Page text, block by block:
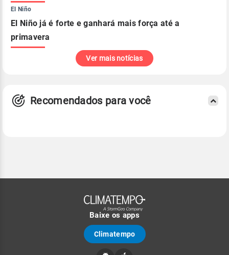
El Niño
El Niño já é forte e ganhará mais força até a
primavera
Ver mais notícias
Recomendados para você
Baixe os apps
Climatempo